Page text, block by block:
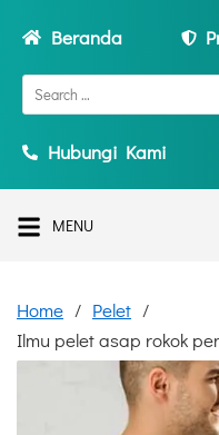
Beranda
Hubungi Kami
MENU
Home
Pelet
Ilmu pelet asap rokok